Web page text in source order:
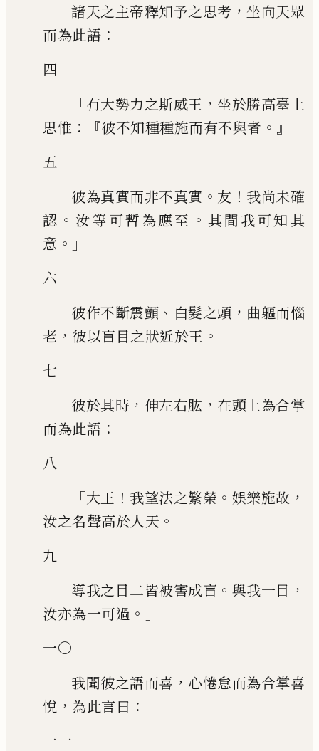
諸天之主帝釋知予之思考 ， 坐向天眾
而為此語 ：
四
「有大勢力之斯威王 ， 坐於勝高臺上
思惟 ：『彼不知種種施而有不與者 。』
五
彼為真實而非不真實 。 友 ！ 我尚未確
認 。 汝等可暫為應至 。 其間我可知其
意 。」
六
彼作不斷震顫 、 白髮之頭 ， 曲軀而惱
老 ， 彼以盲目之狀近於王 。
七
彼於其時 ， 伸左右肱 ， 在頭上為合掌
而為此語 ：
八
「大王 ！ 我望法之繁榮 。 娛樂施故 ，
汝之名聲高於人天 。
九
導我之目二皆被害成盲 。 與我一目 ，
汝亦為一可過 。」
一〇
我聞彼之語而喜 ， 心惓怠而為合掌喜
悅 ， 為此言曰 ：
一一